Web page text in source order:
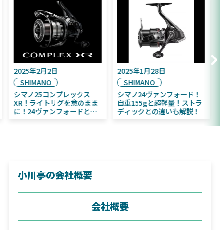
2025年9月16日
DAIWA
2025年11月発売予定！
DAIWA ふく魚／ちびふく魚
はビッグベイト初心者にお
2025年2月2日
SHIMANO
シマノ25コンプレックス
XR！ライトリグを意のまま
に！24ヴァンフォードとの
小川亭の会社概要
会社概要